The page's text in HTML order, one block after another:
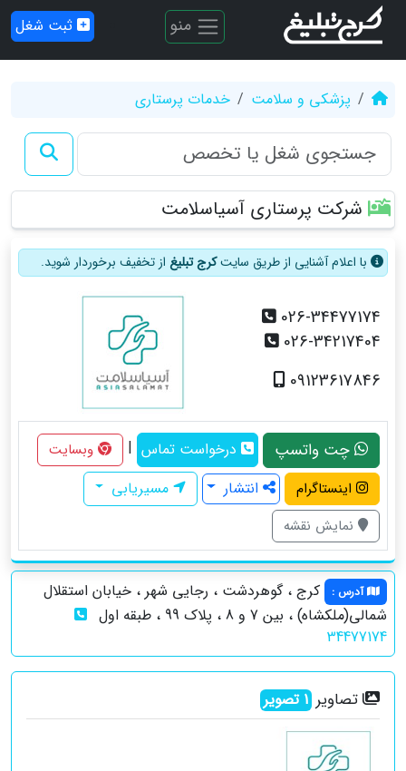
منو ثبت شغل
پزشکی و سلامت خدمات پرستاری
شرکت پرستاری آسیاسلامت
با اعلام آشنایی از طریق سایتکرج تبلیغ از تخفیف برخوردار شوید.
026-34477174
026-34217404
09123617846
چت واتسپ درخواست تماس |
وبسایت
اینستاگرام
انتشار مسیریابی
نمایش نقشه
آدرس :
کرج ، گوهردشت ، رجایی شهر ، خیابان استقلال
شمالی(ملکشاه) ، بین 7 و 8 ، پلاک 99 ، طبقه اول
34477174
تصاویر 1تصویر